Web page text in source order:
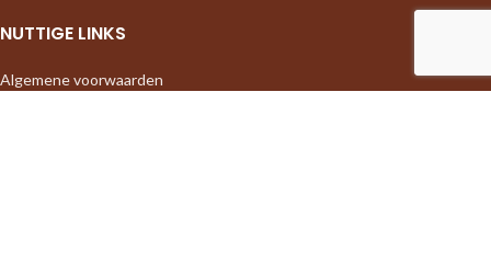
NUTTIGE LINKS
Algemene voorwaarden